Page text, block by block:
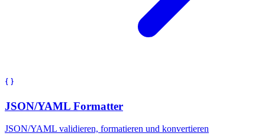
JSON/YAML Formatter
JSON/YAML validieren, formatieren und konvertieren